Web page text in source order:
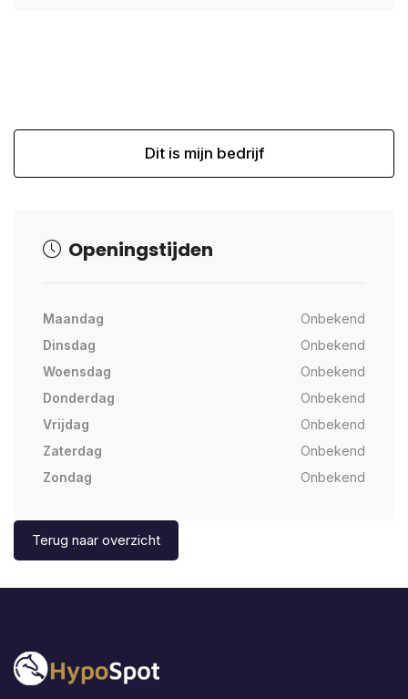
Dit is mijn bedrijf
Openingstijden
Maandag
Onbekend
Dinsdag
Onbekend
Woensdag
Onbekend
Donderdag
Onbekend
Vrijdag
Onbekend
Zaterdag
Onbekend
Zondag
Onbekend
Terug naar overzicht